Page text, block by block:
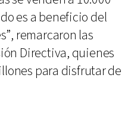
es a beneficio del
remarcaron las
Directiva, quienes
para disfrutar de